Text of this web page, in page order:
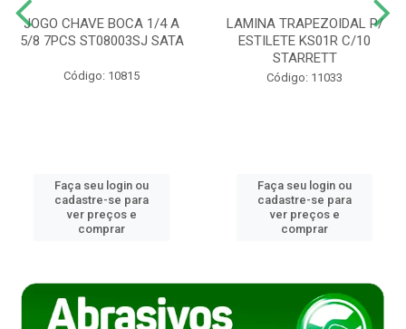
JOGO CHAVE BOCA 1/4 A
5/8 7PCS ST08003SJ SATA
Código: 10815
Faça seu login ou
cadastre-se para
ver preços e
comprar
LAMINA TRAPEZOIDAL P/
ESTILETE KS01R C/10
STARRETT
Código: 11033
Faça seu login ou
cadastre-se para
ver preços e
comprar